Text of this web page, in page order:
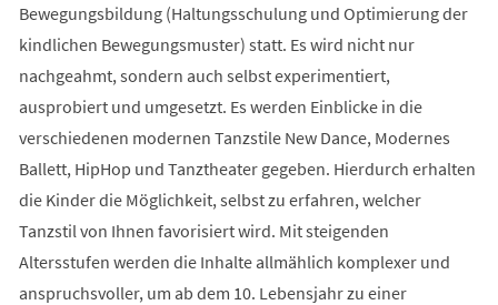
Bewegungsbildung (Haltungsschulung und Optimierung der
kindlichen Bewegungsmuster) statt. Es wird nicht nur
nachgeahmt, sondern auch selbst experimentiert,
ausprobiert und umgesetzt. Es werden Einblicke in die
verschiedenen modernen Tanzstile New Dance, Modernes
Ballett, HipHop und Tanztheater gegeben. Hierdurch erhalten
die Kinder die Möglichkeit, selbst zu erfahren, welcher
Tanzstil von Ihnen favorisiert wird. Mit steigenden
Altersstufen werden die Inhalte allmählich komplexer und
anspruchsvoller, um ab dem 10. Lebensjahr zu einer